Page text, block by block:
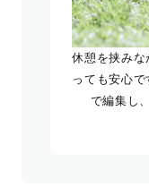
休憩を挟み
っても安心
で編集し